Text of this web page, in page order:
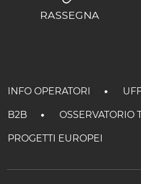
RASSEGNA
INFO OPERATORI
B2B OSSERVATORIO
PROGETTI EUROPEI